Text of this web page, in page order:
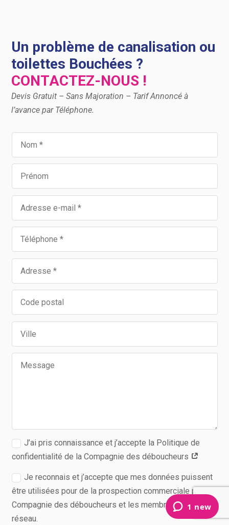
Un problème de canalisation ou
toilettes Bouchées ?
CONTACTEZ-NOUS !
Devis Gratuit – Sans Majoration – Tarif Annoncé à
l’avance par Téléphone.
J’ai pris connaissance et j’accepte la Politique de
confidentialité de la Compagnie des déboucheurs
Je reconnais et j’accepte que mes données puissent
être utilisées pour de la prospection commerciale pour la
Compagnie des déboucheurs et les membres de son
réseau.